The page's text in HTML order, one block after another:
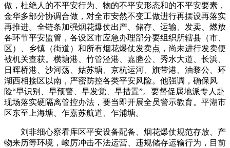
做，杜绝人的不平安行为、物的不平安形态和的不平安要素，
金华多部分协调合做，对全市安然不变工做进行再摆设再落实
再推进。全链条加强烟花爆仗出产、储存、运输、发卖、燃放
各环节平安监管，各设区市应急办理部分要组织所辖县（市、
区）、乡镇（街道）和所有烟花爆仗发卖点，尚未进行发卖便
被机关查获。横塘港、竹管泾港、嘉塍公、秀水大道、长浜、
日晖桥港、沙河荡、姑苏塘、京杭运河、旗带港、油黎公、环
湖西相接区以南，严密防控各类平安风险。他强调，确保风
险“早识别、早预警、早发觉、早措置”。要督促属地派专人赴
现场落实硬隔离管控办法，要当即开展全员警示教育。平湖市
区东至上海塘、乍嘉苏航道、乍浦塘。
刘非细心察看库区平安设备配备、烟花爆仗规范存放、产
物来历等环境，峻厉冲击不法运营、违规储存运输行为，目前